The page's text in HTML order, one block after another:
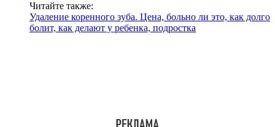
Читайте также:
Удаление коренного зуба. Цена, больно ли это, как долго
болит, как делают у ребенка, подростка